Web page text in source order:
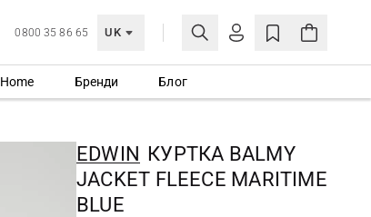
0800 35 86 65 UK
МОЯ ОБЛІКІВКА
Ще не зареєстровані?
СТВОРИТИ ОБЛІКІВКУ
Home Бренди Блог
EDWIN КУРТКА BALMY
JACKET FLEECE MARITIME
BLUE